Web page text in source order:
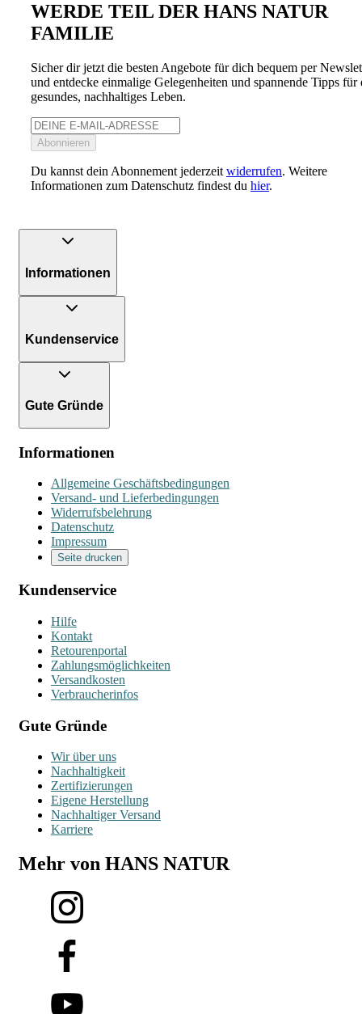
WERDE TEIL DER HANS NATUR
FAMILIE
Sicher dir jetzt die besten Angebote für dich bequem per
und entdecke einmalige Gelegenheiten und spannende Tipps für
gesundes, nachhaltiges Leben.
Abonnieren
Du kannst dein Abonnement jederzeit widerrufen. Weitere
Informationen zum Datenschutz findest du hier.
Informationen
Kundenservice
Gute Gründe
Informationen
Allgemeine Geschäftsbedingungen
Versand- und Lieferbedingungen
Widerrufsbelehrung
Datenschutz
Impressum
Seite drucken
Kundenservice
Hilfe
Kontakt
Retourenportal
Zahlungsmöglichkeiten
Versandkosten
Verbraucherinfos
Gute Gründe
Wir über uns
Nachhaltigkeit
Zertifizierungen
Eigene Herstellung
Nachhaltiger Versand
Karriere
Mehr von HANS NATUR